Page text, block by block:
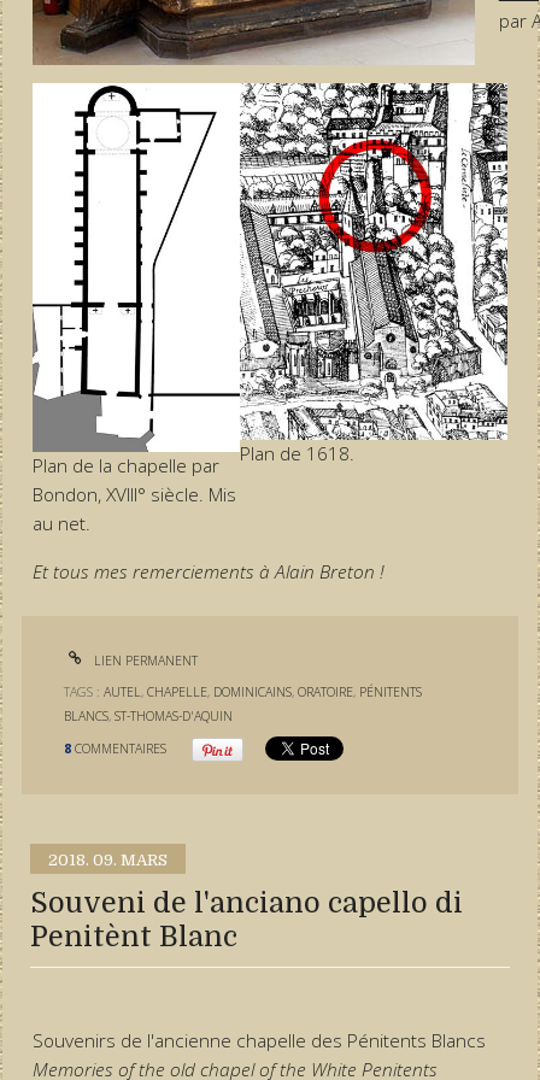
par
Plan de la chapelle par
Bondon, XVIII° siècle. Mis
au net.
Plan de 1618.
Et tous mes remerciements à Alain Breton !
LIEN PERMANENT
TAGS :AUTEL,CHAPELLE, DOMINICAINS,ORATOIRE, PÉNITENTS
BLANCS,ST-THOMAS-D'AQUIN
8 COMMENTAIRES
2018. 09. MARS
Souveni de l'anciano capello di
Penitènt Blanc
Souvenirs de l'ancienne chapelle des Pénitents Blancs
Memories of the old chapel of the White Penitents